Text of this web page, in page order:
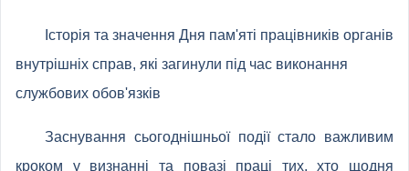
Історія та значення Дня пам'яті працівників органів
внутрішніх справ, які загинули під час виконання
службових обов'язків
Заснування сьогоднішньої події стало важливим
кроком у визнанні та повазі праці тих, хто щодня